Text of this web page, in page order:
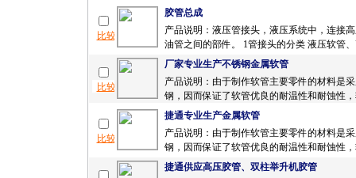
胶管总成
产品说明：液压管接头，液压系统中，连接
油管之间的部件。 1管接头的分类 液压软管
厂家专业生产不锈钢金属软管
产品说明：由于制作软管主要零件的材料是
钢，因而保证了软管优良的耐温性和耐蚀性
捷通专业生产金属软管
产品说明：由于制作软管主要零件的材料是
钢，因而保证了软管优良的耐温性和耐蚀性
捷通供应高压胶管、双柱举升机胶管